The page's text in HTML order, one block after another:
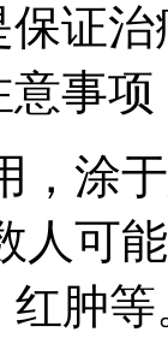
证
意事项
，涂
人可
肿